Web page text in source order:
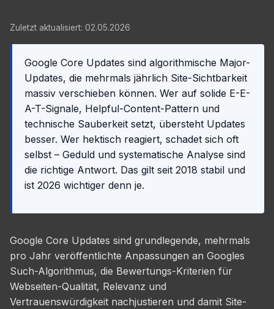
Zuletzt aktualisiert: 02.05.2026
Google Core Updates sind algorithmische Major-
Updates, die mehrmals jährlich Site-Sichtbarkeit
massiv verschieben können. Wer auf solide E-E-
A-T-Signale, Helpful-Content-Pattern und
technische Sauberkeit setzt, übersteht Updates
besser. Wer hektisch reagiert, schadet sich oft
selbst – Geduld und systematische Analyse sind
die richtige Antwort. Das gilt seit 2018 stabil und
ist 2026 wichtiger denn je.
Google Core Updates sind grundlegende, mehrmals
pro Jahr veröffentlichte Anpassungen an Googles
Such-Algorithmus, die Bewertungs-Kriterien für
Webseiten-Qualität, Relevanz und
Vertrauenswürdigkeit nachjustieren und damit Site-